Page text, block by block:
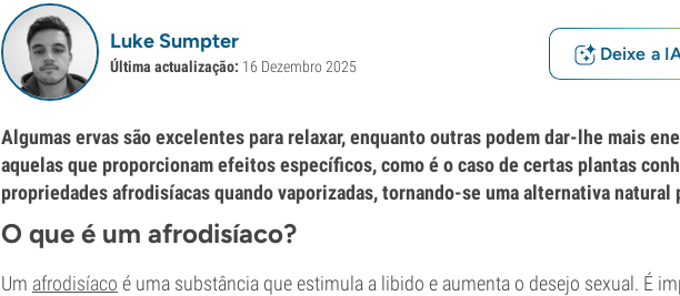
Luke Sumpter
Última actualização: 16 Dezembro 2025
Deixe a
Algumas ervas são excelentes para relaxar, enquanto outras podem dar-lhe mais
aquelas que proporcionam efeitos específicos, como é o caso de certas plantas
propriedades afrodisíacas quando vaporizadas, tornando-se uma alternativa natural
O que é um afrodisíaco?
Um afrodisíaco é uma substância que estimula a libido e aumenta o desejo sexual. É